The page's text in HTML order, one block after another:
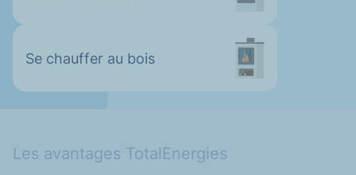
Se chauffer au bois
Les avantages TotalEnergies